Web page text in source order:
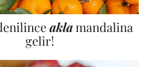
aklamandalina
gelir!